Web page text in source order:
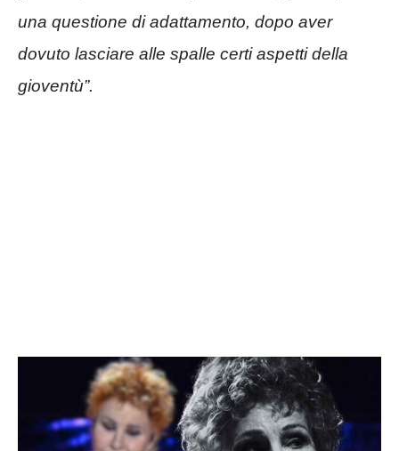
una questione di adattamento, dopo aver
dovuto lasciare alle spalle certi aspetti della
gioventù”.